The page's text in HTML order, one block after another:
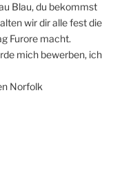
Blau, du bekommst
wir dir alle fest die
Furore macht.
mich bewerben, ich
Norfolk